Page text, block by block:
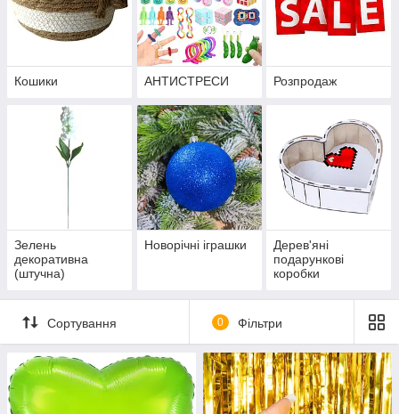
Кошики АНТИСТРЕСИ Розпродаж
Зелень
декоративна
(штучна)
Новорічні іграшки
Дерев'яні
подарункові
коробки
Сортування 0 Фільтри